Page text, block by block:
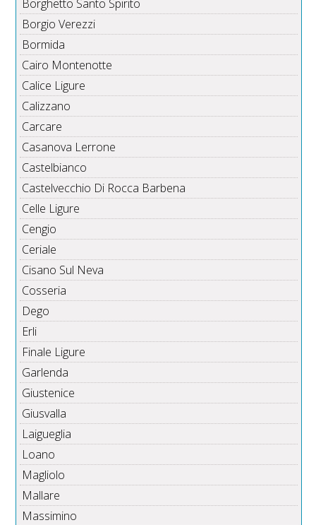
Borghetto Santo Spirito
Borgio Verezzi
Bormida
Cairo Montenotte
Calice Ligure
Calizzano
Carcare
Casanova Lerrone
Castelbianco
Castelvecchio Di Rocca Barbena
Celle Ligure
Cengio
Ceriale
Cisano Sul Neva
Cosseria
Dego
Erli
Finale Ligure
Garlenda
Giustenice
Giusvalla
Laigueglia
Loano
Magliolo
Mallare
Massimino